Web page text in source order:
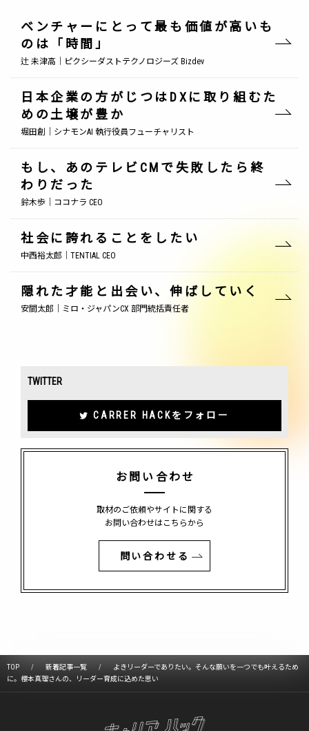
ベンチャーにとって最も価値が高いも
のは「時間」
辻 未津高｜ピクシーダストテクノロジーズ Bizdev
日本企業の方がじつはDXに取り組むた
めの土壌が豊か
堀田創｜シナモンAI 執行役員フューチャリスト
もし、あのテレビCMで失敗したら終
わりだった
鈴木歩｜ココナラ CEO
社会に誇れることをしたい
中西裕太郎｜TENTIAL CEO
隠れた才能と出会い、伸ばしていく
安間太郎｜ミロ・ジャパンCX 部門統括責任者
TWITTER
CARRER HACKをフォロー
お問い合わせ
取材のご依頼やサイトに関する
お問い合わせはこちらから
問い合わせる
TOP 新着記事一覧
よきリーダーでありたい。そんな願いを一つでも叶えるため
に。櫻本真理さんの、リーダー育成に込めた思い